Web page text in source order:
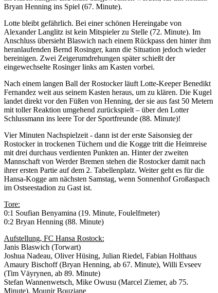
Bryan Henning ins Spiel (67. Minute).
Lotte bleibt gefährlich. Bei einer schönen Hereingabe von
Alexander Langlitz ist kein Mitspieler zu Stelle (72. Minute). Im
Anschluss übersieht Blaswich nach einem Rückpass den hinter ihm
heranlaufenden Bernd Rosinger, kann die Situation jedoch wieder
bereinigen. Zwei Zeigerumdrehungen später schießt der
eingewechselte Rosinger links am Kasten vorbei.
Nach einem langen Ball der Rostocker läuft Lotte-Keeper Benedikt
Fernandez weit aus seinem Kasten heraus, um zu klären. Die Kugel
landet direkt vor den Füßen von Henning, der sie aus fast 50 Metern
mit toller Reaktion umgehend zurückspielt – über den Lotter
Schlussmann ins leere Tor der Sportfreunde (88. Minute)!
Vier Minuten Nachspielzeit - dann ist der erste Saisonsieg der
Rostocker in trockenen Tüchern und die Kogge tritt die Heimreise
mit drei durchaus verdienten Punkten an. Hinter der zweiten
Mannschaft von Werder Bremen stehen die Rostocker damit nach
ihrer ersten Partie auf dem 2. Tabellenplatz. Weiter geht es für die
Hansa-Kogge am nächsten Samstag, wenn Sonnenhof Großaspach
im Ostseestadion zu Gast ist.
Tore:
0:1 Soufian Benyamina (19. Minute, Foulelfmeter)
0:2 Bryan Henning (88. Minute)
Aufstellung, FC Hansa Rostock:
Janis Blaswich (Torwart)
Joshua Nadeau, Oliver Hüsing, Julian Riedel, Fabian Holthaus
Amaury Bischoff (Bryan Henning, ab 67. Minute), Willi Evseev
(Tim Väyrynen, ab 89. Minute)
Stefan Wannenwetsch, Mike Owusu (Marcel Ziemer, ab 75.
Minute), Mounir Bouziane